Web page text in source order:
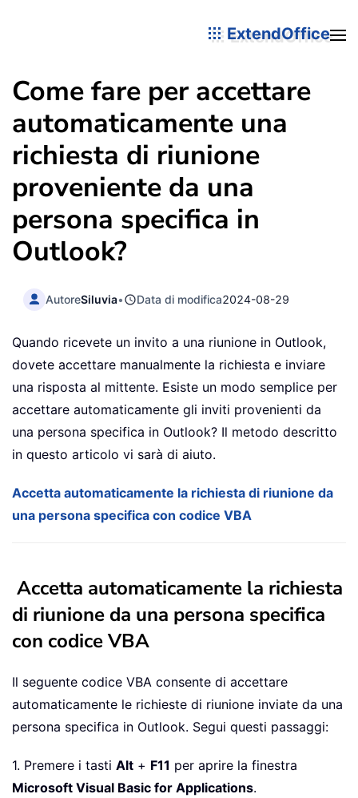
ExtendOffice
Come fare per accettare
automaticamente una
richiesta di riunione
proveniente da una
persona specifica in
Outlook?
AutoreSiluvia• Data di modifica2024-08-29
Quando ricevete un invito a una riunione in Outlook,
dovete accettare manualmente la richiesta e inviare
una risposta al mittente. Esiste un modo semplice per
accettare automaticamente gli inviti provenienti da
una persona specifica in Outlook? Il metodo descritto
in questo articolo vi sarà di aiuto.
Accetta automaticamente la richiesta di riunione da
una persona specifica con codice VBA
Accetta automaticamente la richiesta
di riunione da una persona specifica
con codice VBA
Il seguente codice VBA consente di accettare
automaticamente le richieste di riunione inviate da una
persona specifica in Outlook. Segui questi passaggi:
1. Premere i tasti Alt + F11 per aprire la finestra
Microsoft Visual Basic for Applications.